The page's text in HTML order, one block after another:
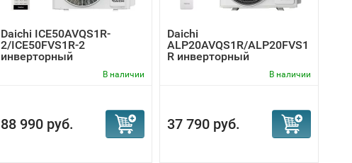
Daichi ICE50AVQS1R-
2/ICE50FVS1R-2
инверторный
В наличии
88 990 руб.
Daichi
ALP20AVQS1R/ALP20FVS1
R инверторный
В наличии
37 790 руб.